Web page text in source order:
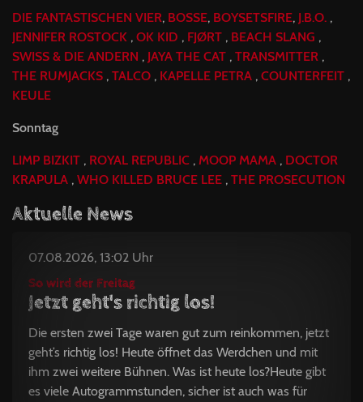
DIE FANTASTISCHEN VIER, BOSSE, BOYSETSFIRE, J.B.O. ,
JENNIFER ROSTOCK , OK KID , FJØRT , BEACH SLANG ,
SWISS & DIE ANDERN , JAYA THE CAT , TRANSMITTER ,
THE RUMJACKS , TALCO , KAPELLE PETRA , COUNTERFEIT ,
KEULE
Sonntag
LIMP BIZKIT , ROYAL REPUBLIC , MOOP MAMA , DOCTOR
KRAPULA , WHO KILLED BRUCE LEE , THE PROSECUTION
Aktuelle News
07.08.2026, 13:02 Uhr
So wird der Freitag
Jetzt geht's richtig los!
Die ersten zwei Tage waren gut zum reinkommen, jetzt
geht’s richtig los! Heute öffnet das Werdchen und mit
ihm zwei weitere Bühnen. Was ist heute los?Heute gibt
es viele Autogrammstunden, sicher ist auch was für